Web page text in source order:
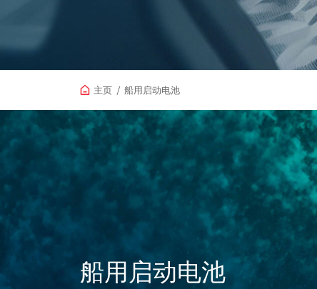
主页 / 船用启动电池
船用启动电池